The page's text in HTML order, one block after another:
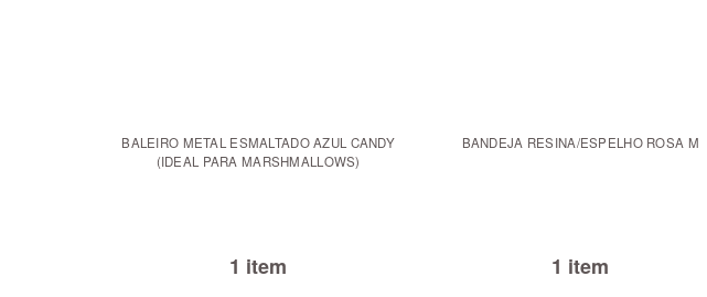
BALEIRO METAL ESMALTADO AZUL CANDY
(IDEAL PARA MARSHMALLOWS)
1 item
BANDEJA RESINA/ESPELHO ROSA M
1 item